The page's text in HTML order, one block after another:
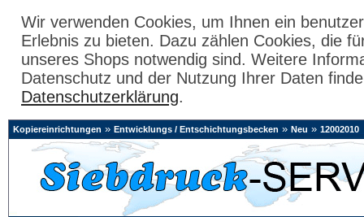
Wir verwenden Cookies, um Ihnen ein
Erlebnis zu bieten. Dazu zählen Cookies, die
unseres Shops notwendig sind. Weitere
Datenschutz und der Nutzung Ihrer Daten
Datenschutzerklärung.
Kopiereinrichtungen » Entwicklungs / Entschichtungsbecken » Neu » 12002010